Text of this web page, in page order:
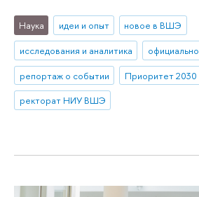
Наука идеи и опыт
новое в ВШЭ
исследования и аналитика
официально
репортаж о событии
Приоритет 2030
ректорат НИУ ВШЭ